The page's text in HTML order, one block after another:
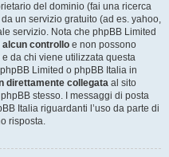
del dominio (fai una ricerca
un servizio gratuito (ad es. yahoo,
servizio. Nota che phpBB Limited
controllo e non possono
da chi viene utilizzata questa
Limited o phpBB Italia in
direttamente collegata al sito
stesso. I messaggi di posta
Italia riguardanti l’uso da parte di
risposta.